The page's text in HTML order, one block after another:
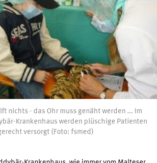
nichts - das Ohr muss genäht werden ... Im
Krankenhaus werden plüschige Patienten
versorgt (Foto: fsmed)